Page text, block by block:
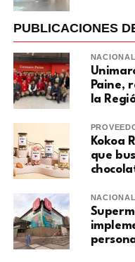
PUBLICACIONES
Paine,
la
Kokoa
que